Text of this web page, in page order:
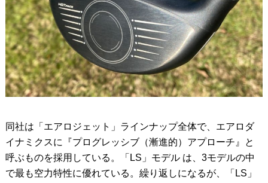
同社は「エアロジェット」ラインナップ全体で、エアロダ
イナミクスに『プログレッシブ（漸進的）アプローチ』と
呼ぶものを採用している。「LS」モデル は、3モデルの中
で最も空力特性に優れている。繰り返しになるが、「LS」